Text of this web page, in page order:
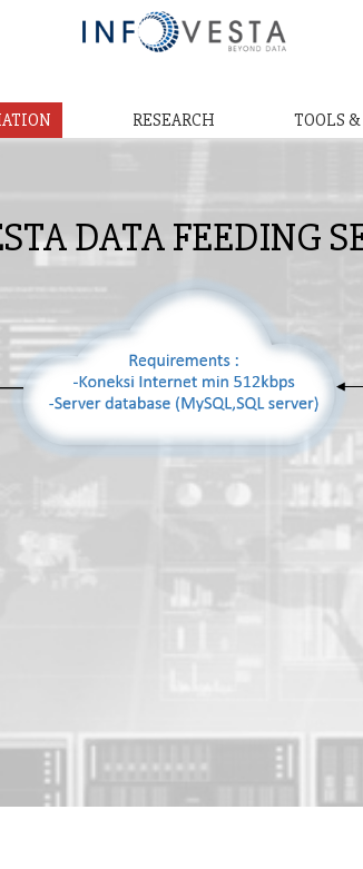
RESEARCH TOOLS
DATA FEEDING